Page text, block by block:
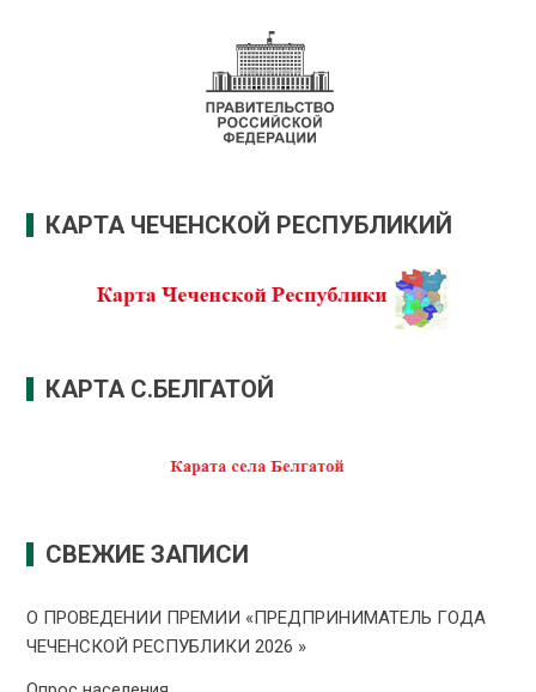
КАРТА ЧЕЧЕНСКОЙ РЕСПУБЛИКИЙ
КАРТА С.БЕЛГАТОЙ
СВЕЖИЕ ЗАПИСИ
О ПРОВЕДЕНИИ ПРЕMИИ «ПРЕДПРИНИМАТЕЛЬ ГОДА
ЧЕЧЕНСКОЙ РЕСПУБЛИКИ 2026 »